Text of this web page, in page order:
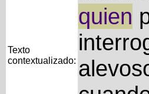
Texto
contextualizado:
quien